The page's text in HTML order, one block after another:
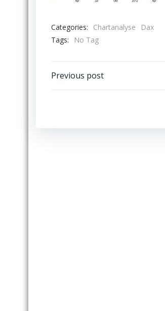
Categories: Chartanalyse
Dax
Tags:
No Tag
Post
Previous post